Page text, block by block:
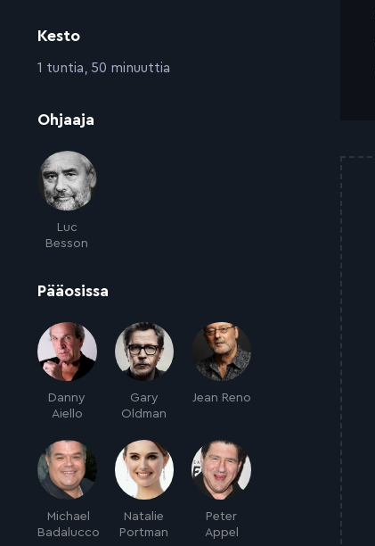
Kesto
:1 tuntia, 50 minuuttia
Ohjaaja
Luc
Besson
Pääosissa
Danny
Aiello
Gary
Oldman
Jean Reno
Michael
Badalucco
Natalie
Portman
Peter
Appel